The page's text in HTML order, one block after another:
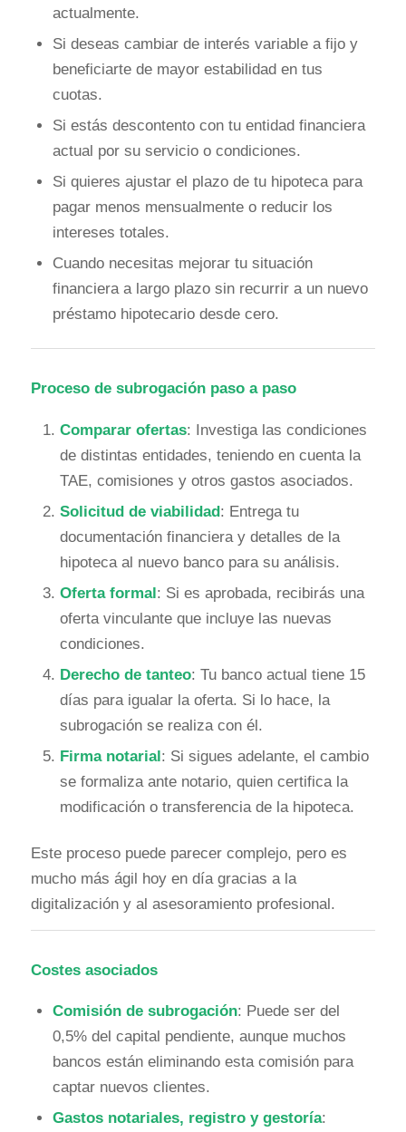
actualmente.
Si deseas cambiar de interés variable a fijo y
beneficiarte de mayor estabilidad en tus
cuotas.
Si estás descontento con tu entidad financiera
actual por su servicio o condiciones.
Si quieres ajustar el plazo de tu hipoteca para
pagar menos mensualmente o reducir los
intereses totales.
Cuando necesitas mejorar tu situación
financiera a largo plazo sin recurrir a un nuevo
préstamo hipotecario desde cero.
Proceso de subrogación paso a paso
Comparar ofertas: Investiga las condiciones
de distintas entidades, teniendo en cuenta la
TAE, comisiones y otros gastos asociados.
Solicitud de viabilidad: Entrega tu
documentación financiera y detalles de la
hipoteca al nuevo banco para su análisis.
Oferta formal: Si es aprobada, recibirás una
oferta vinculante que incluye las nuevas
condiciones.
Derecho de tanteo: Tu banco actual tiene 15
días para igualar la oferta. Si lo hace, la
subrogación se realiza con él.
Firma notarial: Si sigues adelante, el cambio
se formaliza ante notario, quien certifica la
modificación o transferencia de la hipoteca.
Este proceso puede parecer complejo, pero es
mucho más ágil hoy en día gracias a la
digitalización y al asesoramiento profesional.
Costes asociados
Comisión de subrogación: Puede ser del
0,5% del capital pendiente, aunque muchos
bancos están eliminando esta comisión para
captar nuevos clientes.
Gastos notariales, registro y gestoría: